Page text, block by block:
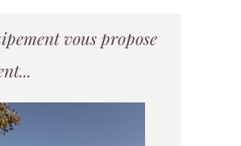
vous propose